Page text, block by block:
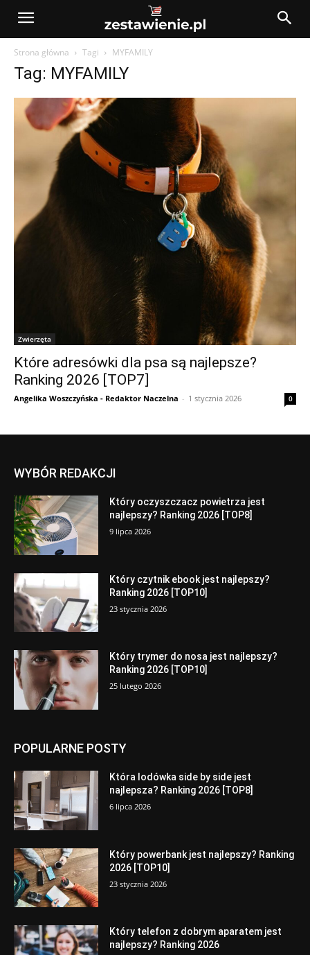
Strona główna Tagi MYFAMILY
Tag: MYFAMILY
Zwierzęta
Które adresówki dla psa są najlepsze?
Ranking 2026 [TOP7]
Angelika Woszczyńska - Redaktor Naczelna - 1 stycznia 2026 0
WYBÓR REDAKCJI
Który oczyszczacz powietrza jest
najlepszy? Ranking 2026 [TOP8]
9 lipca 2026
Który czytnik ebook jest najlepszy?
Ranking 2026 [TOP10]
23 stycznia 2026
Który trymer do nosa jest najlepszy?
Ranking 2026 [TOP10]
25 lutego 2026
POPULARNE POSTY
Która lodówka side by side jest
najlepsza? Ranking 2026 [TOP8]
6 lipca 2026
Który powerbank jest najlepszy? Ranking
2026 [TOP10]
23 stycznia 2026
Który telefon z dobrym aparatem jest
najlepszy? Ranking 2026